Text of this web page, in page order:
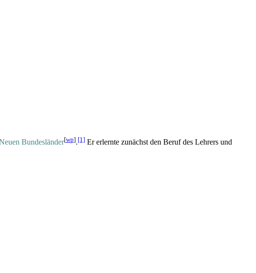
Bundesländer[wp].[1] Er erlernte zunächst den Beruf des Lehrers und